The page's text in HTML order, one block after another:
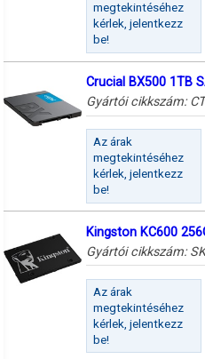
megtekintéséhez
kérlek, jelentkezz
be!
Crucial BX500 1TB
Gyártói cikkszám:
Az árak
megtekintéséhez
kérlek, jelentkezz
be!
Kingston KC600
Gyártói cikkszám:
Az árak
megtekintéséhez
kérlek, jelentkezz
be!